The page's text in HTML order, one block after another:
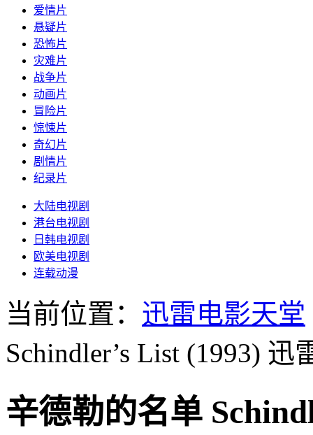
爱情片
悬疑片
恐怖片
灾难片
战争片
动画片
冒险片
惊悚片
奇幻片
剧情片
纪录片
大陆电视剧
港台电视剧
日韩电视剧
欧美电视剧
连载动漫
当前位置： 迅雷电影天堂
Schindler’s List (1993) 迅
辛德勒的名单